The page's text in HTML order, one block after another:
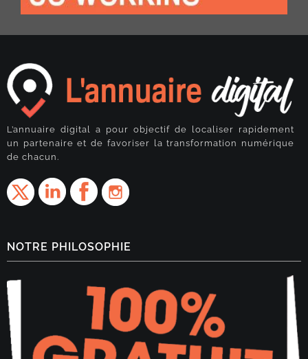
L’annuaire digital a pour objectif de localiser rapidement
un partenaire et de favoriser la transformation numérique
de chacun.
NOTRE PHILOSOPHIE